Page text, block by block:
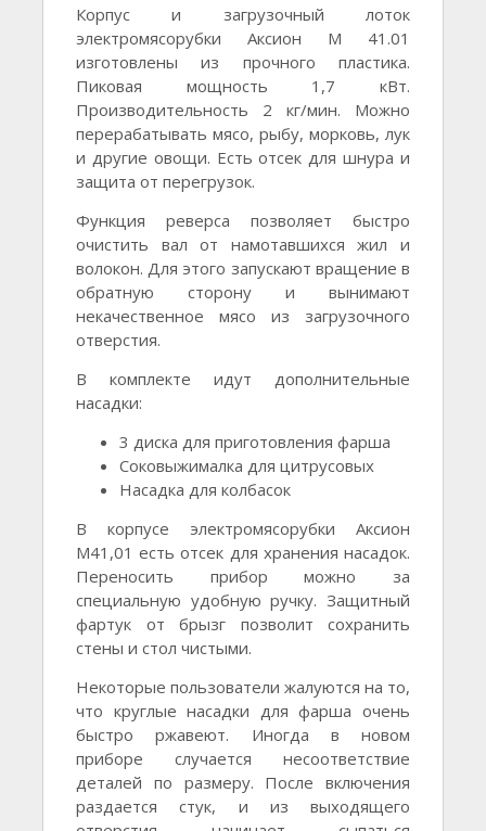
Корпус и загрузочный лоток
электромясорубки Аксион М 41.01
изготовлены из прочного пластика.
Пиковая мощность 1,7 кВт.
Производительность 2 кг/мин. Можно
перерабатывать мясо, рыбу, морковь, лук
и другие овощи. Есть отсек для шнура и
защита от перегрузок.
Функция реверса позволяет быстро
очистить вал от намотавшихся жил и
волокон. Для этого запускают вращение в
обратную сторону и вынимают
некачественное мясо из загрузочного
отверстия.
В комплекте идут дополнительные
насадки:
3 диска для приготовления фарша
Соковыжималка для цитрусовых
Насадка для колбасок
В корпусе электромясорубки Аксион
М41,01 есть отсек для хранения насадок.
Переносить прибор можно за
специальную удобную ручку. Защитный
фартук от брызг позволит сохранить
стены и стол чистыми.
Некоторые пользователи жалуются на то,
что круглые насадки для фарша очень
быстро ржавеют. Иногда в новом
приборе случается несоответствие
деталей по размеру. После включения
раздается стук, и из выходящего